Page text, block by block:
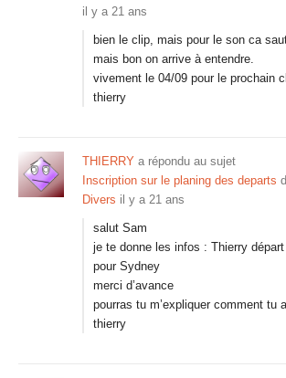
il y a 21 ans
bien le clip, mais pour le son ca
mais bon on arrive à entendre.
vivement le 04/09 pour le prochain
thierry
THIERRY a répondu au sujet
Inscription sur le planing des departs
Divers il y a 21 ans
salut Sam
je te donne les infos : Thierry
pour Sydney
merci d’avance
pourras tu m’expliquer comment tu
thierry